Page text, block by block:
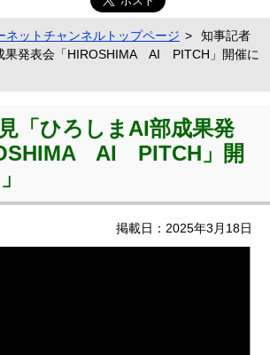
ネットチャンネルトップページ
知事記者
果発表会「HIROSHIMA AI PITCH」開催に
「ひろしまAI部成果発
AI PITCH」開
掲載日：2025年3月18日